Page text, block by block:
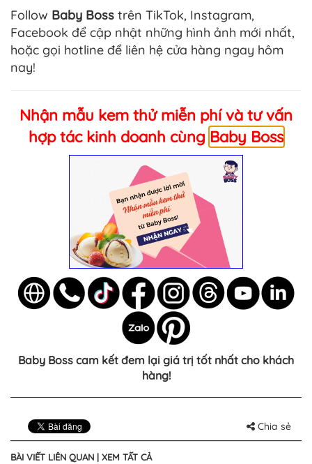
Follow Baby Boss trên TikTok, Instagram,
Facebook để cập nhật những hình ảnh mới nhất,
hoặc gọi hotline để liên hệ cửa hàng ngay hôm
nay!
Nhận mẫu kem thử miễn phí và tư vấn
hợp tác kinh doanh cùng Baby Boss
Baby Boss cam kết đem lại giá trị tốt nhất cho khách
hàng!
Chia sẻ
BÀI VIẾT LIÊN QUAN | XEM TẤT CẢ